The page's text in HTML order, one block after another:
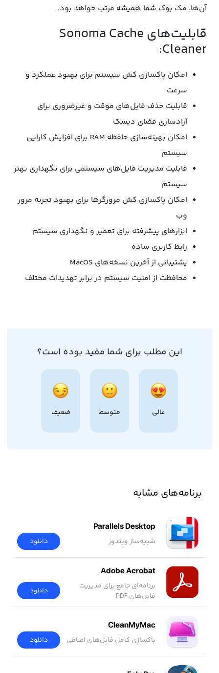
آن‌ها، مک بوک شما همیشه مرتب خواهد بود.
قابلیت‌های Sonoma Cache
Cleaner:
امکان پاکسازی کش سیستم برای بهبود عملکرد و
سرعت
قابلیت حذف فایل‌های موقت و غیرضروری برای
آزادسازی فضای دیسک
امکان بهینه‌سازی حافظه RAM برای افزایش کارایی
سیستم
قابلیت مدیریت فایل‌های سیستمی برای نگهداری بهتر
سیستم
امکان پاکسازی کش مرورگرها برای بهبود تجربه مرور
وب
ابزارهای پیشرفته برای تعمیر و نگهداری سیستم
رابط کاربری ساده
پشتیبانی از آخرین نسخه‌های MacOS
محافظت از امنیت سیستم در برابر تهدیدات مختلف
این مطلب برای شما مفید بوده است؟
عالی متوسط ضعیف
برنامه‌های مشابه
Parallels Desktop
شبیه‌ساز ویندوز دانلود
Adobe Acrobat
برنامه‌ای جامع برای مدیریت
فایل‌های PDF
دانلود
CleanMyMac
پاکسازی کامل فایل‌های اضافی دانلود